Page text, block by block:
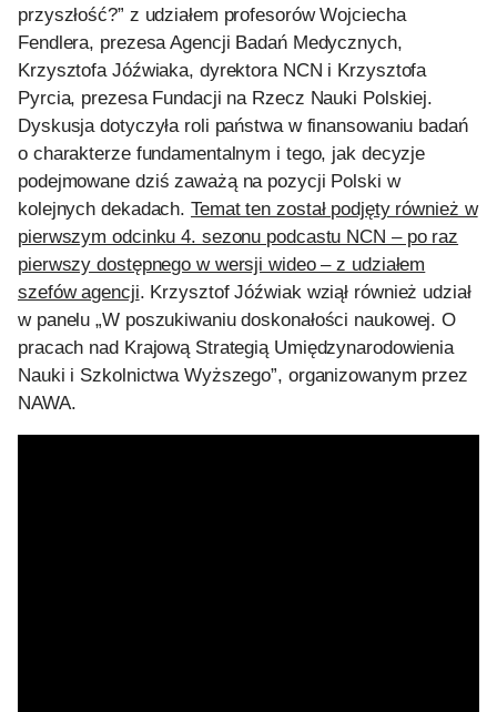
przyszłość?” z udziałem profesorów Wojciecha
Fendlera, prezesa Agencji Badań Medycznych,
Krzysztofa Jóźwiaka, dyrektora NCN i Krzysztofa
Pyrcia, prezesa Fundacji na Rzecz Nauki Polskiej.
Dyskusja dotyczyła roli państwa w finansowaniu badań
o charakterze fundamentalnym i tego, jak decyzje
podejmowane dziś zaważą na pozycji Polski w
kolejnych dekadach. Temat ten został podjęty również w
pierwszym odcinku 4. sezonu podcastu NCN – po raz
pierwszy dostępnego w wersji wideo – z udziałem
szefów agencji. Krzysztof Jóźwiak wziął również udział
w panelu „W poszukiwaniu doskonałości naukowej. O
pracach nad Krajową Strategią Umiędzynarodowienia
Nauki i Szkolnictwa Wyższego”, organizowanym przez
NAWA.